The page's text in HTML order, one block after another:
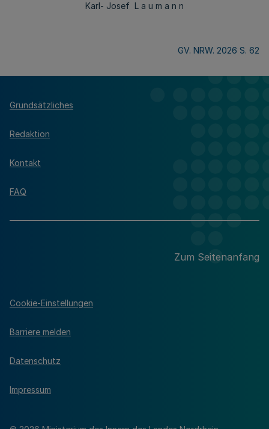
Karl- Josef L a u m a n n
GV. NRW. 2026 S. 62
Grundsätzliches
Redaktion
Kontakt
FAQ
Zum Seitenanfang
Cookie-Einstellungen
Barriere melden
Datenschutz
Impressum